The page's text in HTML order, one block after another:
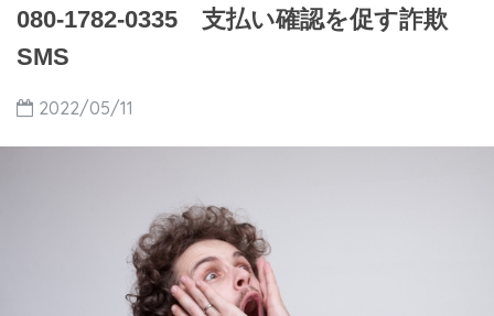
080-1782-0335 支払い確認を促す詐欺
SMS
2022/05/11